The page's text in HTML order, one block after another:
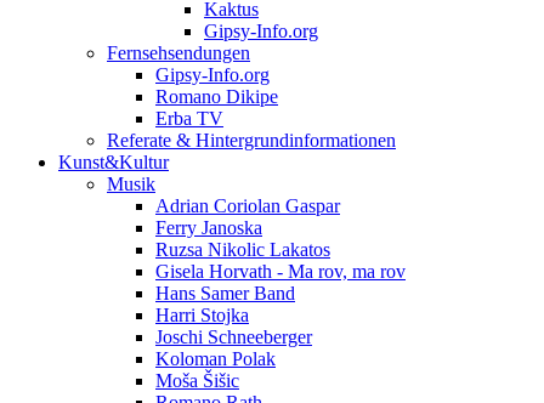
Kaktus
Gipsy-Info.org
Fernsehsendungen
Gipsy-Info.org
Romano Dikipe
Erba TV
Referate & Hintergrundinformationen
Kunst&Kultur
Musik
Adrian Coriolan Gaspar
Ferry Janoska
Ruzsa Nikolic Lakatos
Gisela Horvath - Ma rov, ma rov
Hans Samer Band
Harri Stojka
Joschi Schneeberger
Koloman Polak
Moša Šišic